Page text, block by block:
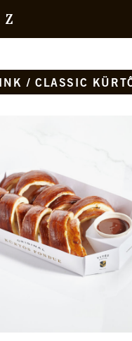
/ CLASSIC